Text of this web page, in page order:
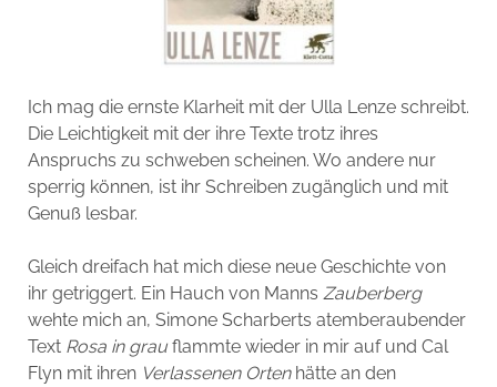
Ich mag die ernste Klarheit mit der Ulla Lenze schreibt.
Die Leichtigkeit mit der ihre Texte trotz ihres
Anspruchs zu schweben scheinen. Wo andere nur
sperrig können, ist ihr Schreiben zugänglich und mit
Genuß lesbar.
Gleich dreifach hat mich diese neue Geschichte von
ihr getriggert. Ein Hauch von Manns Zauberberg
wehte mich an, Simone Scharberts atemberaubender
Text Rosa in grauflammte wieder in mir auf und Cal
Flyn mit ihren Verlassenen Ortenhätte an den